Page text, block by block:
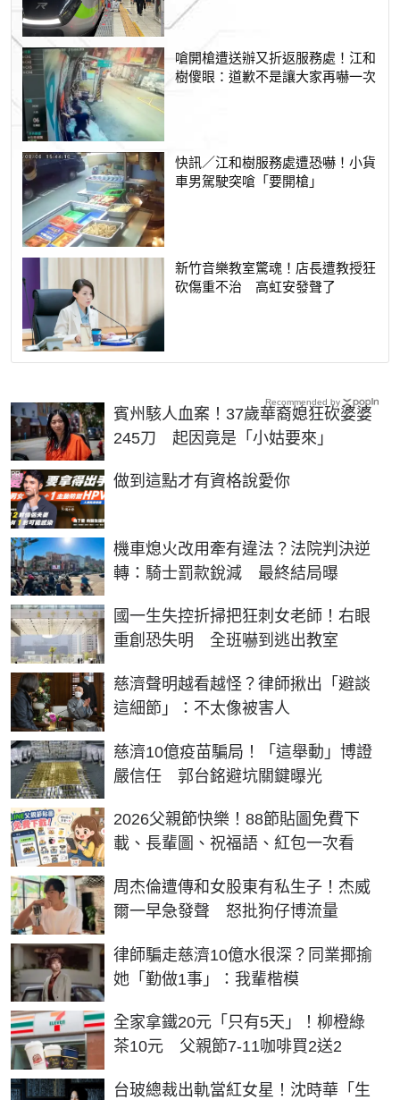
嗆開槍遭送辦又折返服務處！江和
樹傻眼：道歉不是讓大家再嚇一次
快訊／江和樹服務處遭恐嚇！小貨
車男駕駛突嗆「要開槍」
新竹音樂教室驚魂！店長遭教授狂
砍傷重不治 高虹安發聲了
賓州駭人血案！37歲華裔媳狂砍婆婆
245刀 起因竟是「小姑要來」
做到這點才有資格說愛你
PR
機車熄火改用牽有違法？法院判決逆
轉：騎士罰款銳減 最終結局曝
國一生失控折掃把狂刺女老師！右眼
重創恐失明 全班嚇到逃出教室
慈濟聲明越看越怪？律師揪出「避談
這細節」：不太像被害人
慈濟10億疫苗騙局！「這舉動」博證
嚴信任 郭台銘避坑關鍵曝光
2026父親節快樂！88節貼圖免費下
載、長輩圖、祝福語、紅包一次看
周杰倫遭傳和女股東有私生子！杰威
爾一早急發聲 怒批狗仔博流量
律師騙走慈濟10億水很深？同業揶揄
她「勤做1事」：我輩楷模
全家拿鐵20元「只有5天」！柳橙綠
茶10元 父親節7-11咖啡買2送2
台玻總裁出軌當紅女星！沈時華「生
Recommended by